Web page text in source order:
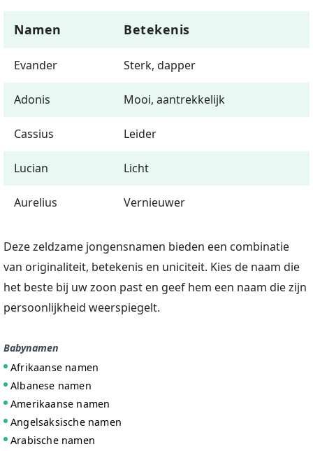
Namen Betekenis
Evander Sterk, dapper
Adonis Mooi, aantrekkelijk
Cassius Leider
Lucian Licht
Aurelius Vernieuwer
Deze zeldzame jongensnamen bieden een combinatie
van originaliteit, betekenis en uniciteit. Kies de naam die
het beste bij uw zoon past en geef hem een naam die zijn
persoonlijkheid weerspiegelt.
Babynamen
Afrikaanse namen
Albanese namen
Amerikaanse namen
Angelsaksische namen
Arabische namen